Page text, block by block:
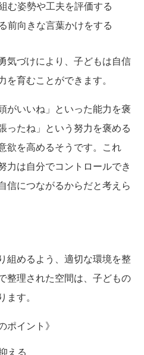
む姿勢や工夫を評価する
前向きな言葉かけをする
気づけにより、子どもは自信
を育むことができます。
がいいね」といった能力を褒
ったね」という努力を褒める
欲を高めるそうです。これ
力は自分でコントロールでき
信につながるからだと考えら
組めるよう、適切な環境を整
整理された空間は、子どもの
ます。
ポイント》
える